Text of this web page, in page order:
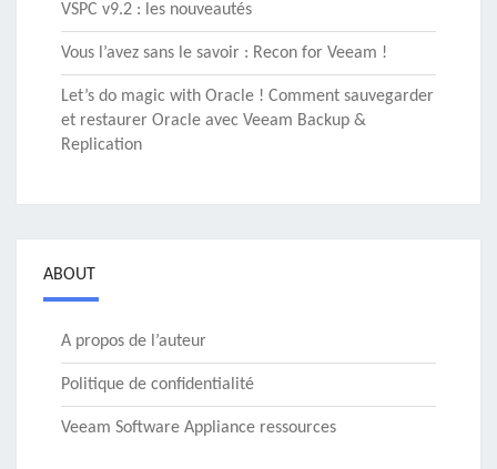
VSPC v9.2 : les nouveautés
Vous l’avez sans le savoir : Recon for Veeam !
Let’s do magic with Oracle ! Comment sauvegarder
et restaurer Oracle avec Veeam Backup &
Replication
ABOUT
A propos de l’auteur
Politique de confidentialité
Veeam Software Appliance ressources